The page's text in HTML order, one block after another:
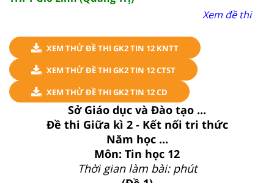
Xem đề thi
XEM THỬ ĐỀ THI GK2 TIN 12 KNTT
XEM THỬ ĐỀ THI GK2 TIN 12 CTST
XEM THỬ ĐỀ THI GK2 TIN 12 CD
Sở Giáo dục và Đào tạo ...
Đề thi Giữa kì 2 - Kết nối tri thức
Năm học ...
Môn: Tin học 12
Thời gian làm bài: phút